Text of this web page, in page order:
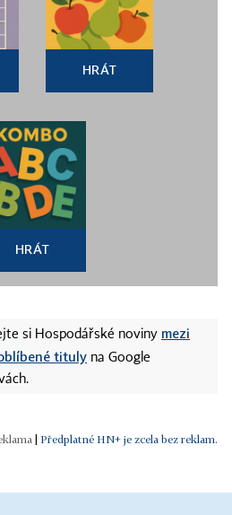
HRÁT
HRÁT
si Hospodářské noviny mezi
tituly na Google
Předplatné HN+ je zcela bez reklam.